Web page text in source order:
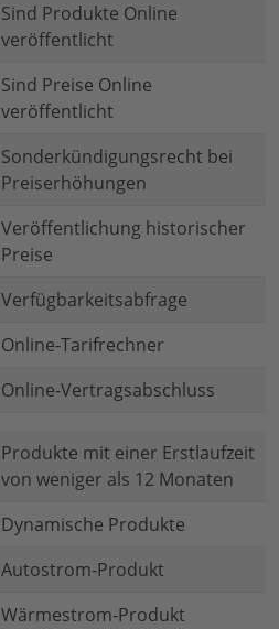
Sind Produkte Online
veröffentlicht
Sind Preise Online
veröffentlicht
Sonderkündigungsrecht bei
Preiserhöhungen
Veröffentlichung historischer
Preise
Verfügbarkeitsabfrage
Online-Tarifrechner
Online-Vertragsabschluss
Produkte mit einer Erstlaufzeit
von weniger als 12 Monaten
Dynamische Produkte
Autostrom-Produkt
Wärmestrom-Produkt